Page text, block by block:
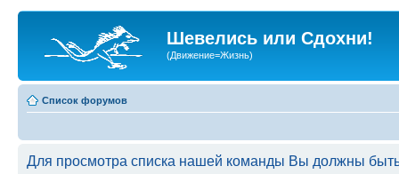
Шевелись или Сдохни!
(Движение=Жизнь)
Список форумов
Для просмотра списка нашей команды Вы должны